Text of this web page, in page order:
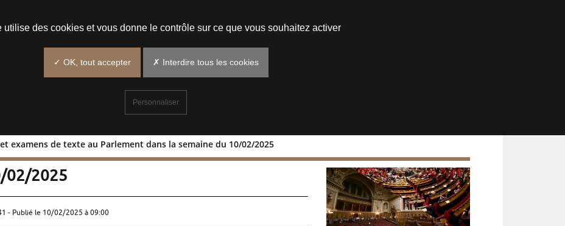
examens de texte au Parlement dans la semaine du 10/02/2025
et examens de texte au Parlement
02/2025
- Publié le 10/02/2025 à 09:00
utilise des cookies et vous donne le contrôle sur ce que vous souhaitez activer
✓ OK, tout accepter ✗ Interdire tous les cookies
Personnaliser